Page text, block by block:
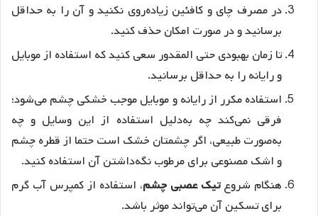
در مصرف چای و کافئین زیاده‌روی نکنید و آن را به حداقل
برسانید و در صورت امکان حذف کنید.
تا زمان بهبودی حتی المقدور سعی کنید که استفاده از موبایل
و رایانه را به حداقل برسانید.
استفاده مکرر از رایانه و موبایل موجب خشکی چشم می‌شود؛
فرقی نمی‌کند چه به‌دلیل استفاده از این وسایل و چه
به‌صورت طبیعی، اگر چشمتان خشک است حتما از قطره چشم
و اشک مصنوعی برای مرطوب نگه‌داشتن آن استفاده کنید.
هنگام شروعتیک عصبی چشم، استفاده از کمپرس آب گرم
برای تسکین آن می‌تواند موثر باشد.